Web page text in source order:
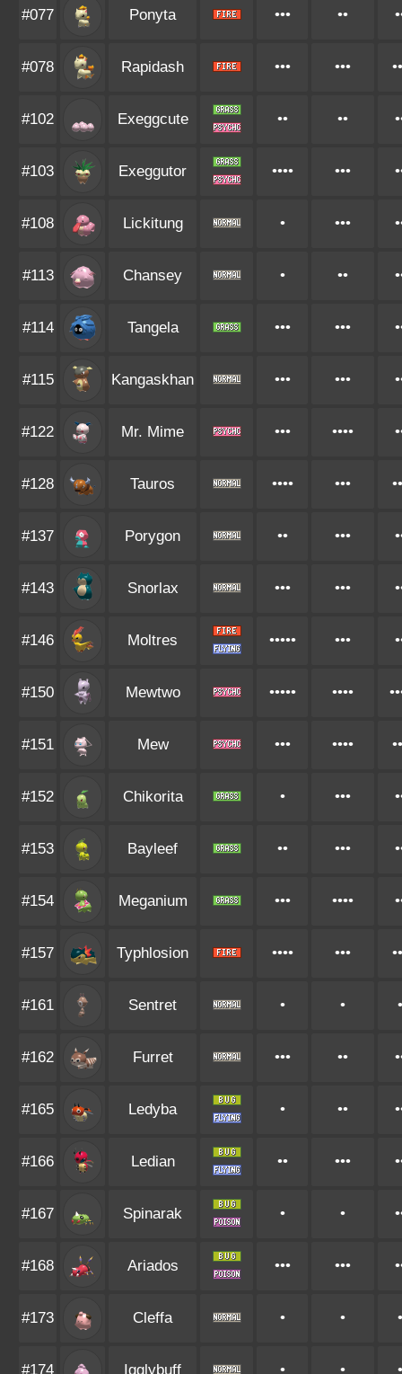
#077 Ponyta ••• ••
#078 Rapidash ••• •••
#102 Exeggcute •• ••
#103 Exeggutor •••• •••
#108 Lickitung • •••
#113 Chansey • ••
#114 Tangela ••• •••
#115 Kangaskhan ••• •••
#122 Mr. Mime ••• ••••
#128 Tauros •••• •••
#137 Porygon •• •••
#143 Snorlax ••• •••
#146 Moltres ••••• •••
#150 Mewtwo ••••• ••••
#151 Mew ••• ••••
#152 Chikorita • •••
#153 Bayleef •• •••
#154 Meganium ••• ••••
#157 Typhlosion •••• •••
#161 Sentret • •
#162 Furret ••• ••
#165 Ledyba • ••
#166 Ledian •• •••
#167 Spinarak • •
#168 Ariados ••• •••
#173 Cleffa • •
#174 Igglybuff • •